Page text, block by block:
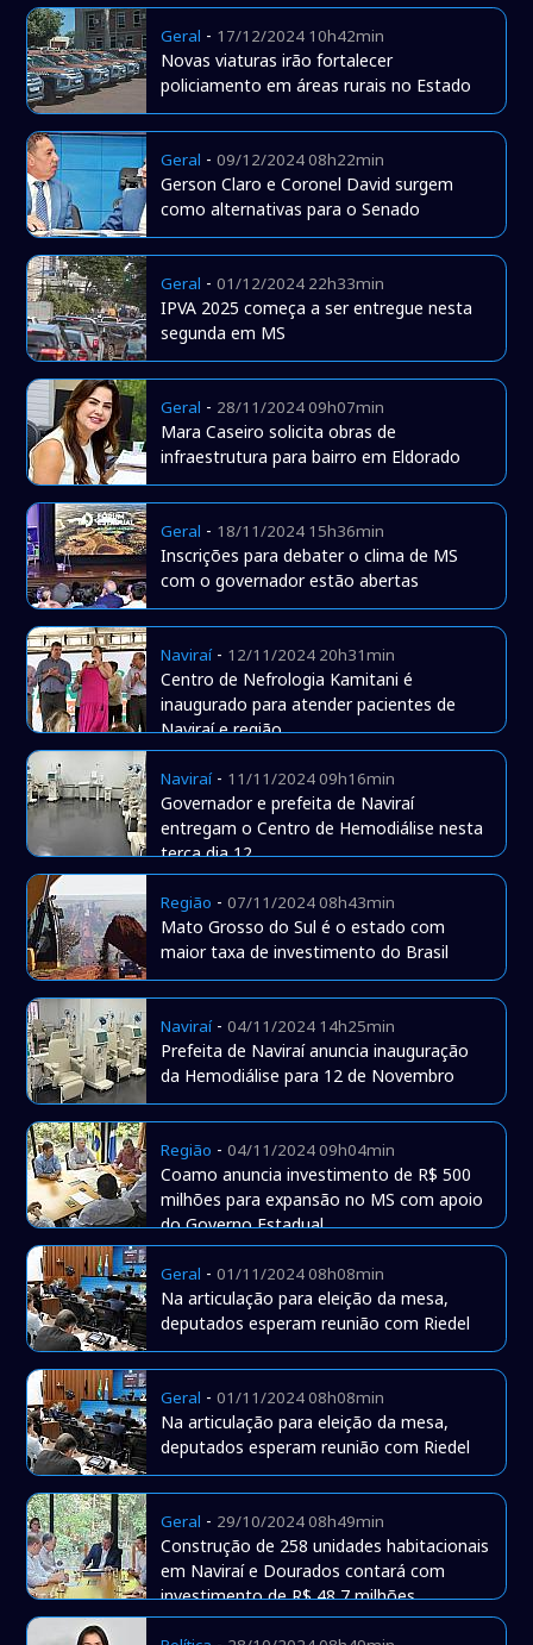
Geral - 17/12/2024 10h42min
Novas viaturas irão fortalecer
policiamento em áreas rurais no Estado
Geral -09/12/2024 08h22min
Gerson Claro e Coronel David surgem
como alternativas para o Senado
Geral -01/12/2024 22h33min
IPVA 2025 começa a ser entregue nesta
segunda em MS
Geral - 28/11/2024 09h07min
Mara Caseiro solicita obras de
infraestrutura para bairro em Eldorado
Geral - 18/11/2024 15h36min
Inscrições para debater o clima de MS
com o governador estão abertas
Naviraí- 12/11/2024 20h31min
Centro de Nefrologia Kamitani é
inaugurado para atender pacientes de
Naviraí e região
Naviraí- 11/11/2024 09h16min
Governador e prefeita de Naviraí
entregam o Centro de Hemodiálise nesta
terça dia 12
Região -07/11/2024 08h43min
Mato Grosso do Sul é o estado com
maior taxa de investimento do Brasil
Naviraí-04/11/2024 14h25min
Prefeita de Naviraí anuncia inauguração
da Hemodiálise para 12 de Novembro
Região -04/11/2024 09h04min
Coamo anuncia investimento de R$ 500
milhões para expansão no MS com apoio
do Governo Estadual
Geral -01/11/2024 08h08min
Na articulação para eleição da mesa,
deputados esperam reunião com Riedel
Geral -01/11/2024 08h08min
Na articulação para eleição da mesa,
deputados esperam reunião com Riedel
Geral - 29/10/2024 08h49min
Construção de 258 unidades habitacionais
em Naviraí e Dourados contará com
investimento de R$ 48,7 milhões